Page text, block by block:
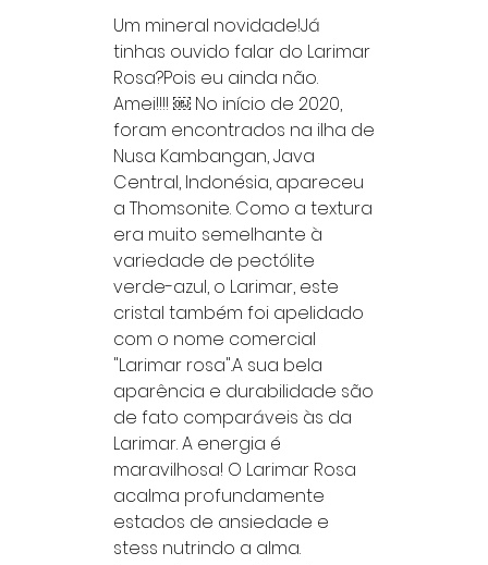
Um mineral novidade!Já
tinhas ouvido falar do Larimar
Rosa?Pois eu ainda não.
Amei!!!! ￼ No início de 2020,
foram encontrados na ilha de
Nusa Kambangan, Java
Central, Indonésia, apareceu
a Thomsonite. Como a textura
era muito semelhante à
variedade de pectólite
verde-azul, o Larimar, este
cristal também foi apelidado
com o nome comercial
"Larimar rosa".A sua bela
aparência e durabilidade são
de fato comparáveis ​​às da
Larimar. A energia é
maravilhosa! O Larimar Rosa
acalma profundamente
estados de ansiedade e
stess nutrindo a alma.